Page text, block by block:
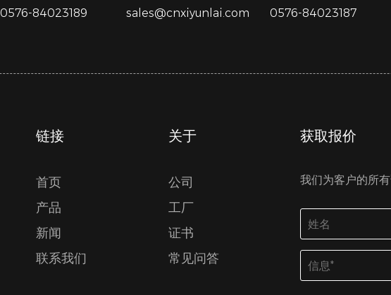
0576-84023189
sales@cnxiyunlai.com
0576-84023187
链接
首页
产品
新闻
联系我们
关于
公司
工厂
证书
常见问答
获取报价
我们为客户的所